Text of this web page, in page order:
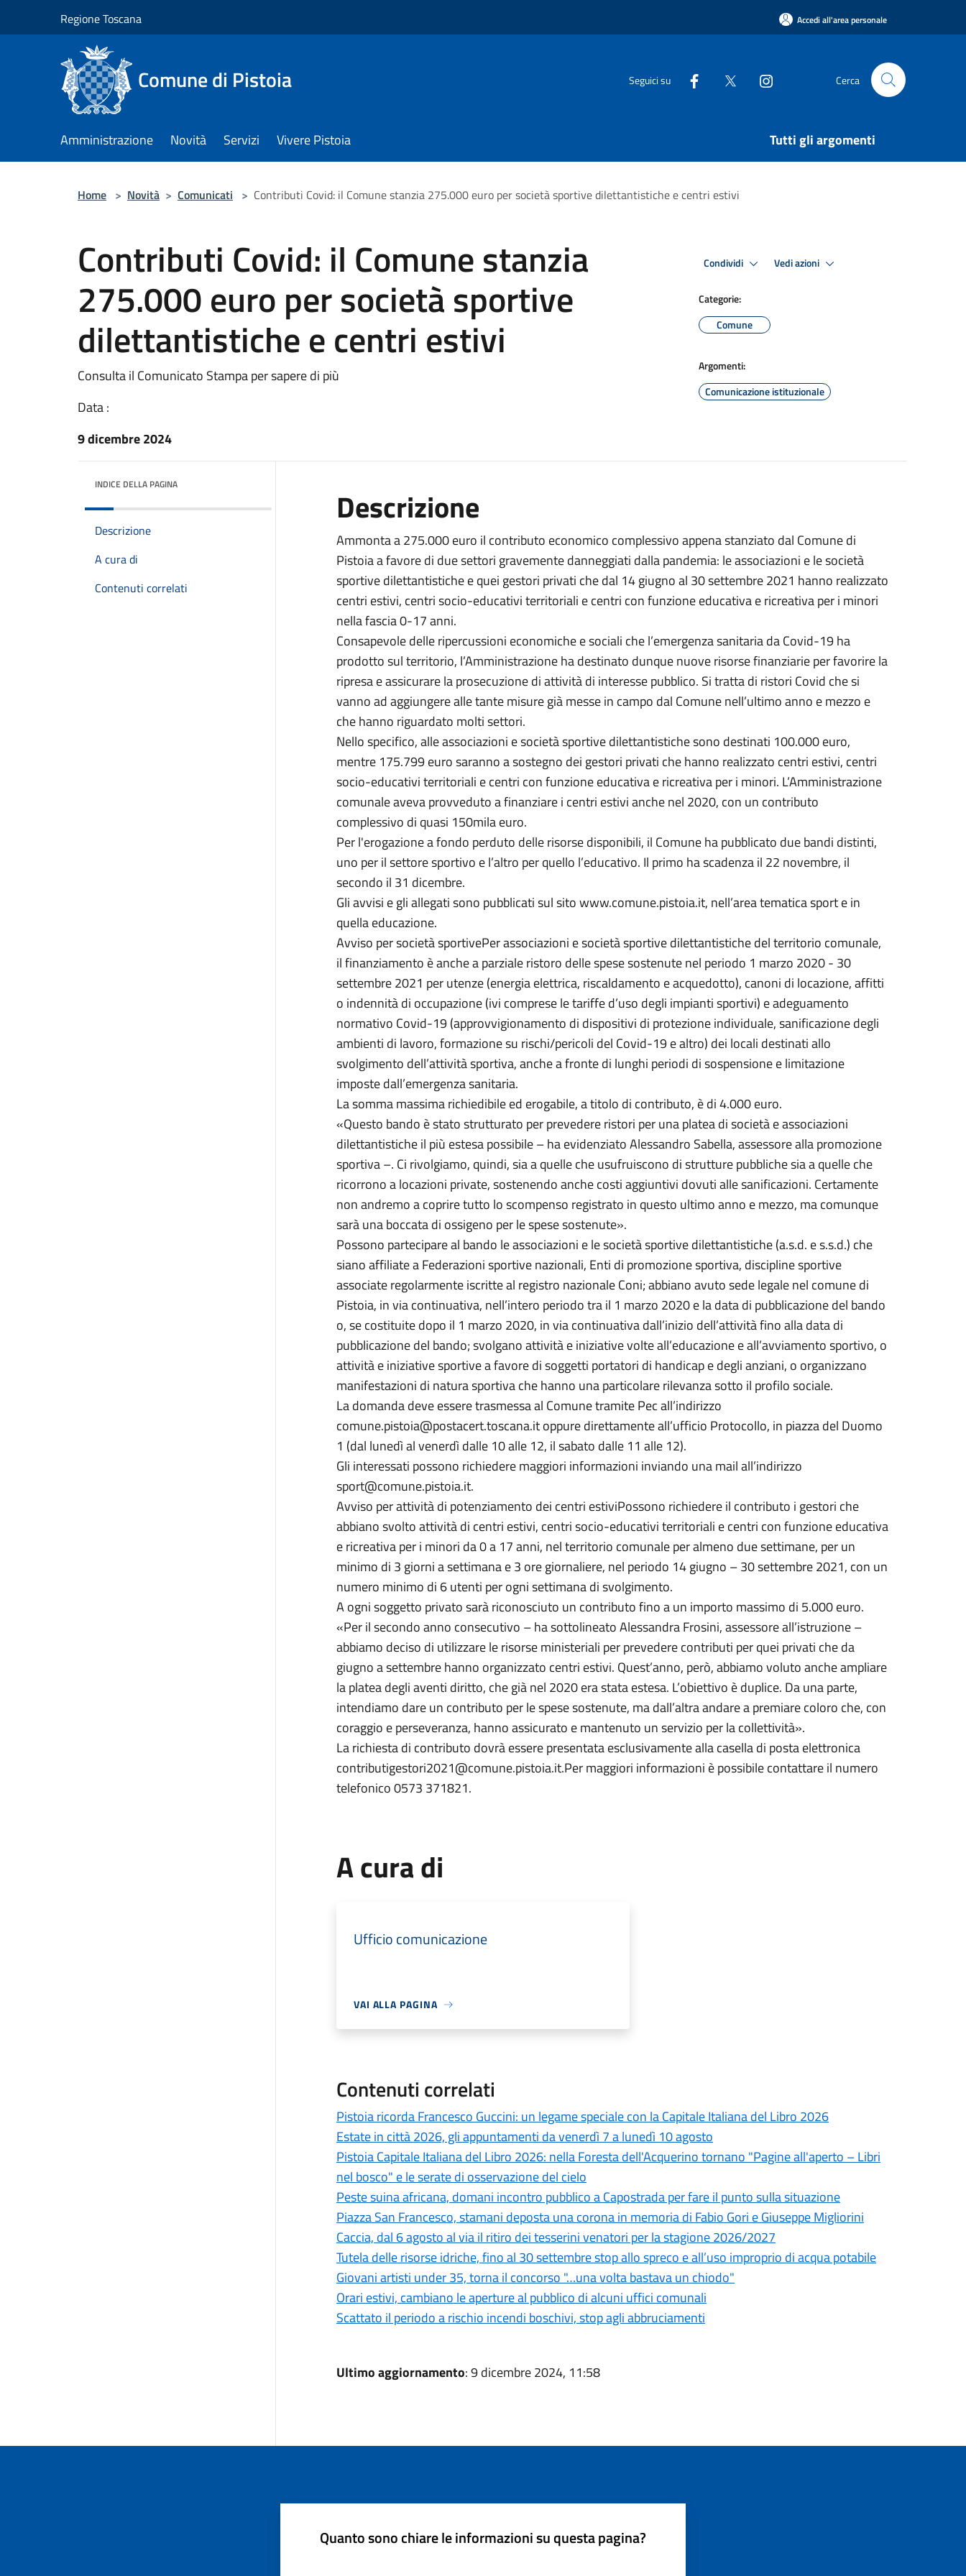
Regione Toscana Accedi all'area personale
Comune di Pistoia Seguici su Cerca
Amministrazione Novità Servizi Vivere Pistoia Tutti gli argomenti
Home > Novità > Comunicati > Contributi Covid: il Comune stanzia 275.000 euro per società sportive dilettantistiche e centri estivi
Contributi Covid: il Comune stanzia
275.000 euro per società sportive
dilettantistiche e centri estivi
Consulta il Comunicato Stampa per sapere di più
Data :
9 dicembre 2024
Condividi Vedi azioni
Categorie:
Comune
Argomenti:
Comunicazione istituzionale
INDICE DELLA PAGINA
Descrizione
A cura di
Contenuti correlati
Descrizione
Ammonta a 275.000 euro il contributo economico complessivo appena stanziato dal Comune di
Pistoia a favore di due settori gravemente danneggiati dalla pandemia: le associazioni e le società
sportive dilettantistiche e quei gestori privati che dal 14 giugno al 30 settembre 2021 hanno realizzato
centri estivi, centri socio-educativi territoriali e centri con funzione educativa e ricreativa per i minori
nella fascia 0-17 anni.
Consapevole delle ripercussioni economiche e sociali che l’emergenza sanitaria da Covid-19 ha
prodotto sul territorio, l’Amministrazione ha destinato dunque nuove risorse finanziarie per favorire la
ripresa e assicurare la prosecuzione di attività di interesse pubblico. Si tratta di ristori Covid che si
vanno ad aggiungere alle tante misure già messe in campo dal Comune nell’ultimo anno e mezzo e
che hanno riguardato molti settori.
Nello specifico, alle associazioni e società sportive dilettantistiche sono destinati 100.000 euro,
mentre 175.799 euro saranno a sostegno dei gestori privati che hanno realizzato centri estivi, centri
socio-educativi territoriali e centri con funzione educativa e ricreativa per i minori. L’Amministrazione
comunale aveva provveduto a finanziare i centri estivi anche nel 2020, con un contributo
complessivo di quasi 150mila euro.
Per l'erogazione a fondo perduto delle risorse disponibili, il Comune ha pubblicato due bandi distinti,
uno per il settore sportivo e l’altro per quello l’educativo. Il primo ha scadenza il 22 novembre, il
secondo il 31 dicembre.
Gli avvisi e gli allegati sono pubblicati sul sito www.comune.pistoia.it, nell’area tematica sport e in
quella educazione.
Avviso per società sportivePer associazioni e società sportive dilettantistiche del territorio comunale,
il finanziamento è anche a parziale ristoro delle spese sostenute nel periodo 1 marzo 2020 - 30
settembre 2021 per utenze (energia elettrica, riscaldamento e acquedotto), canoni di locazione, affitti
o indennità di occupazione (ivi comprese le tariffe d’uso degli impianti sportivi) e adeguamento
normativo Covid-19 (approvvigionamento di dispositivi di protezione individuale, sanificazione degli
ambienti di lavoro, formazione su rischi/pericoli del Covid-19 e altro) dei locali destinati allo
svolgimento dell’attività sportiva, anche a fronte di lunghi periodi di sospensione e limitazione
imposte dall’emergenza sanitaria.
La somma massima richiedibile ed erogabile, a titolo di contributo, è di 4.000 euro.
«Questo bando è stato strutturato per prevedere ristori per una platea di società e associazioni
dilettantistiche il più estesa possibile – ha evidenziato Alessandro Sabella, assessore alla promozione
sportiva –. Ci rivolgiamo, quindi, sia a quelle che usufruiscono di strutture pubbliche sia a quelle che
ricorrono a locazioni private, sostenendo anche costi aggiuntivi dovuti alle sanificazioni. Certamente
non andremo a coprire tutto lo scompenso registrato in questo ultimo anno e mezzo, ma comunque
sarà una boccata di ossigeno per le spese sostenute».
Possono partecipare al bando le associazioni e le società sportive dilettantistiche (a.s.d. e s.s.d.) che
siano affiliate a Federazioni sportive nazionali, Enti di promozione sportiva, discipline sportive
associate regolarmente iscritte al registro nazionale Coni; abbiano avuto sede legale nel comune di
Pistoia, in via continuativa, nell’intero periodo tra il 1 marzo 2020 e la data di pubblicazione del bando
o, se costituite dopo il 1 marzo 2020, in via continuativa dall’inizio dell’attività fino alla data di
pubblicazione del bando; svolgano attività e iniziative volte all’educazione e all’avviamento sportivo, o
attività e iniziative sportive a favore di soggetti portatori di handicap e degli anziani, o organizzano
manifestazioni di natura sportiva che hanno una particolare rilevanza sotto il profilo sociale.
La domanda deve essere trasmessa al Comune tramite Pec all’indirizzo
comune.pistoia@postacert.toscana.it oppure direttamente all’ufficio Protocollo, in piazza del Duomo
1 (dal lunedì al venerdì dalle 10 alle 12, il sabato dalle 11 alle 12).
Gli interessati possono richiedere maggiori informazioni inviando una mail all’indirizzo
sport@comune.pistoia.it.
Avviso per attività di potenziamento dei centri estiviPossono richiedere il contributo i gestori che
abbiano svolto attività di centri estivi, centri socio-educativi territoriali e centri con funzione educativa
e ricreativa per i minori da 0 a 17 anni, nel territorio comunale per almeno due settimane, per un
minimo di 3 giorni a settimana e 3 ore giornaliere, nel periodo 14 giugno – 30 settembre 2021, con un
numero minimo di 6 utenti per ogni settimana di svolgimento.
A ogni soggetto privato sarà riconosciuto un contributo fino a un importo massimo di 5.000 euro.
«Per il secondo anno consecutivo – ha sottolineato Alessandra Frosini, assessore all’istruzione –
abbiamo deciso di utilizzare le risorse ministeriali per prevedere contributi per quei privati che da
giugno a settembre hanno organizzato centri estivi. Quest’anno, però, abbiamo voluto anche ampliare
la platea degli aventi diritto, che già nel 2020 era stata estesa. L’obiettivo è duplice. Da una parte,
intendiamo dare un contributo per le spese sostenute, ma dall’altra andare a premiare coloro che, con
coraggio e perseveranza, hanno assicurato e mantenuto un servizio per la collettività».
La richiesta di contributo dovrà essere presentata esclusivamente alla casella di posta elettronica
contributigestori2021@comune.pistoia.it.Per maggiori informazioni è possibile contattare il numero
telefonico 0573 371821.
A cura di
Ufficio comunicazione
VAI ALLA PAGINA
Contenuti correlati
Pistoia ricorda Francesco Guccini: un legame speciale con la Capitale Italiana del Libro 2026
Estate in città 2026, gli appuntamenti da venerdì 7 a lunedì 10 agosto
Pistoia Capitale Italiana del Libro 2026: nella Foresta dell'Acquerino tornano "Pagine all'aperto – Libri
nel bosco" e le serate di osservazione del cielo
Peste suina africana, domani incontro pubblico a Capostrada per fare il punto sulla situazione
Piazza San Francesco, stamani deposta una corona in memoria di Fabio Gori e Giuseppe Migliorini
Caccia, dal 6 agosto al via il ritiro dei tesserini venatori per la stagione 2026/2027
Tutela delle risorse idriche, fino al 30 settembre stop allo spreco e all’uso improprio di acqua potabile
Giovani artisti under 35, torna il concorso "…una volta bastava un chiodo"
Orari estivi, cambiano le aperture al pubblico di alcuni uffici comunali
Scattato il periodo a rischio incendi boschivi, stop agli abbruciamenti
Ultimo aggiornamento: 9 dicembre 2024, 11:58
Quanto sono chiare le informazioni su questa pagina?